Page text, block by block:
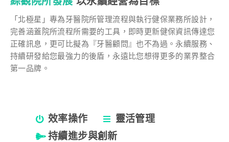
「北極星」專為牙醫院所管理流程與執行健保業務所設計，
完善涵蓋院所流程所需要的工具，即時更新健保資訊傳達您
正確訊息，更可比擬為『牙醫顧問』也不為過。永續服務、
持續研發給您最強力的後盾，永遠比您想得更多的業界整合
第一品牌。
效率操作
靈活管理
持續進步與創新